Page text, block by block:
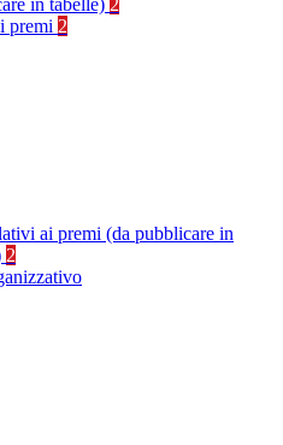
in tabelle) 2
premi 2
ai premi (da pubblicare in
2